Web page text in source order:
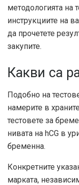
методологията на
инструкциите на
да прочетете
закупите.
Какви са
Подобно на
намерите в
тестовете за
нивата на hCG в
бременна.
Конкретните
марката,